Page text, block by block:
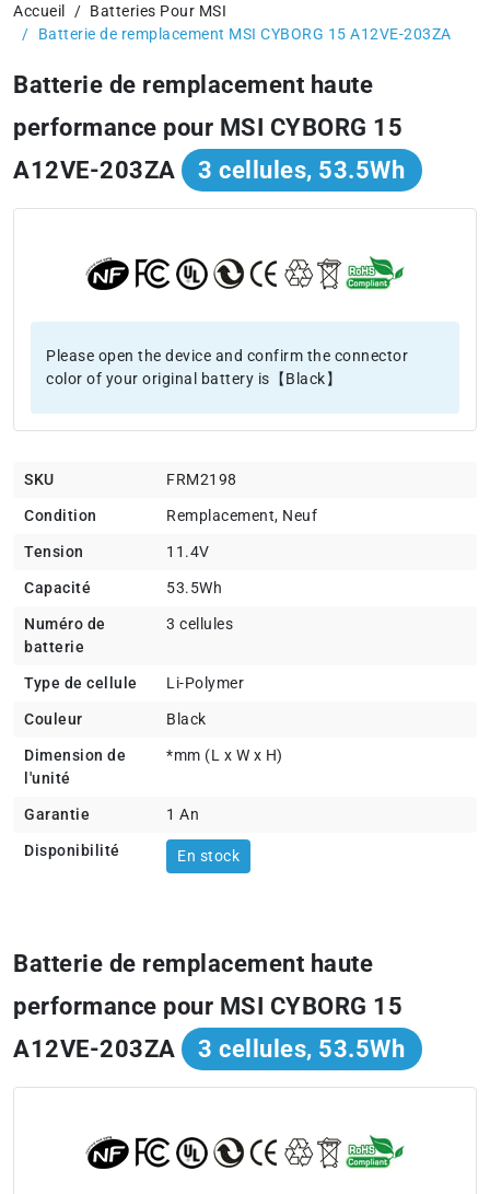
Accueil
Batteries Pour MSI
Batterie de remplacement MSI CYBORG 15 A12VE-203ZA
Batterie de remplacement haute
performance pour MSI CYBORG 15
A12VE-203ZA
3 cellules, 53.5Wh
Please open the device and confirm the connector
color of your original battery is【Black】
SKU FRM2198
Condition Remplacement, Neuf
Tension 11.4V
Capacité 53.5Wh
Numéro de
batterie
3 cellules
Type de cellule Li-Polymer
Couleur Black
Dimension de
l'unité
*mm (L x W x H)
Garantie 1 An
Disponibilité En stock
Batterie de remplacement haute
performance pour MSI CYBORG 15
A12VE-203ZA
3 cellules, 53.5Wh